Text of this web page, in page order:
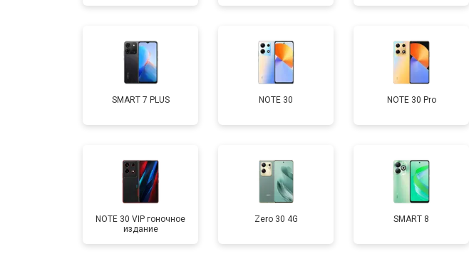
Замена кнопки включения
Ремонт цепи питания
SMART 7 PLUS NOTE 30 NOTE 30 Pro
NOTE 30 VIP гоночное
издание
Zero 30 4G SMART 8